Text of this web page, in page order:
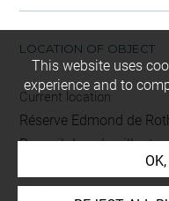
LOCATION OF OBJECT
Current location
Réserve Edmond de
Recueil des plus
Folio 133
This website uses
experience and to